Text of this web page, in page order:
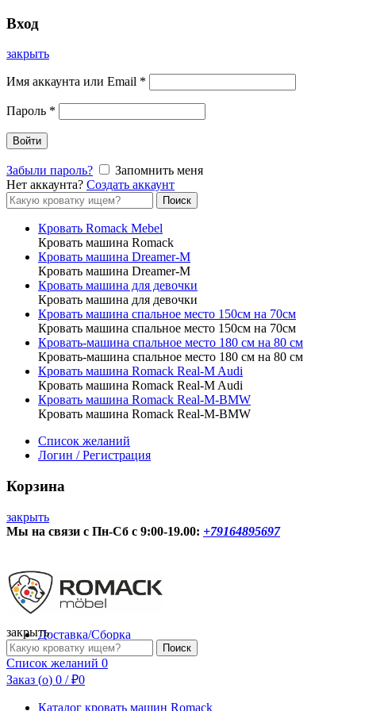
Вход
закрыть
Имя аккаунта или Email *
Пароль *
Войти
Забыли пароль?
Запомнить меня
Нет аккаунта? Создать аккаунт
Форма
поиска
Поиск
Кровать Romack Mebel
Кровать машина Romack
Кровать машина Dreamer-M
Кровать машина Dreamer-M
Кровать машина для девочки
Кровать машина для девочки
Кровать машина спальное место 150см на 70см
Кровать машина спальное место 150см на 70см
Кровать-машина спальное место 180 см на 80 см
Кровать-машина спальное место 180 см на 80 см
Кровать машина Romack Real-M Audi
Кровать машина Romack Real-M Audi
Кровать машина Romack Real-M-BMW
Кровать машина Romack Real-M-BMW
Список желаний
Логин / Регистрация
Корзина
закрыть
Мы на связи с Пн-Сб с 9:00-19.00: +79164895697
Контакты
Доставка/Сборка
закрыть
Форма
поиска
Поиск
Список желаний 0
Заказ (o) 0 / ₽0
Каталог кровать машин Romack